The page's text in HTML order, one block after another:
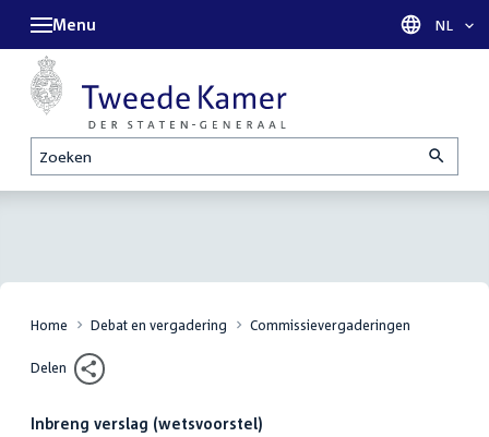
Zoeken
Menu Taal
NL
Home Debat en vergadering Commissievergaderingen
Delen
Inbreng verslag (wetsvoorstel)